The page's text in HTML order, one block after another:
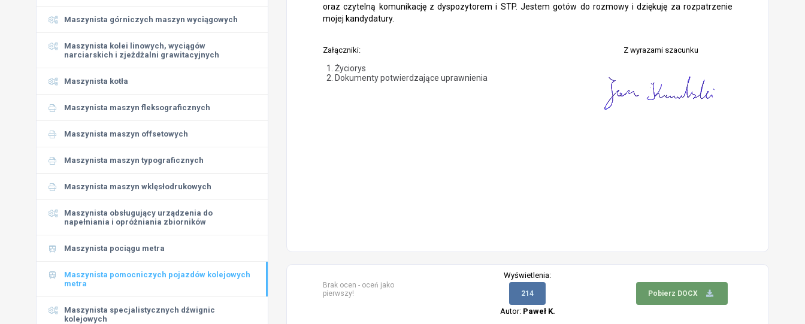
Maszynista górniczych maszyn wyciągowych
Maszynista kolei linowych, wyciągów
narciarskich i zjeżdżalni grawitacyjnych
Maszynista kotła
Maszynista maszyn fleksograficznych
Maszynista maszyn offsetowych
Maszynista maszyn typograficznych
Maszynista maszyn wklęsłodrukowych
Maszynista obsługujący urządzenia do
napełniania i opróżniania zbiorników
Maszynista pociągu metra
Maszynista pomocniczych pojazdów kolejowych
metra
Maszynista specjalistycznych dźwignic
kolejowych
oraz czytelną komunikację z dyspozytorem i STP. Jestem gotów do rozmowy i dziękuję za rozpatrzenie
mojej kandydatury.
Załączniki:
Życiorys
Dokumenty potwierdzające uprawnienia
Z wyrazami szacunku
Brak ocen - oceń jako
pierwszy!
Wyświetlenia:
214 Pobierz DOCX
Autor: Paweł K.